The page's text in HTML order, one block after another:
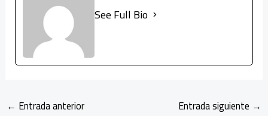
See Full Bio
← Entrada anterior Entrada siguiente →